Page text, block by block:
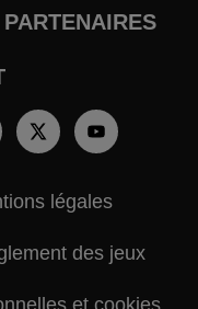
légales
des jeux
et cookies